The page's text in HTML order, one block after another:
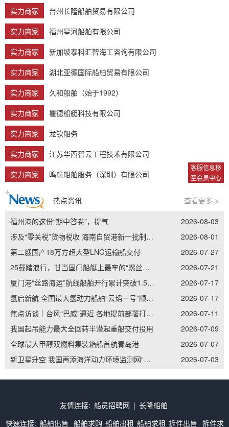
客服信息移
至会员中心
实力商家
台州长隆船舶贸易有限公司
实力商家
福州星河船舶有限公司
实力商家
新加坡泰科汇智海工咨询有限公司
实力商家
湖北亚德国际船舶贸易有限公司
实力商家
久和船舶（始于1992）
实力商家
瞿德船艇科技有限公司
实力商家
龙钦船务
实力商家
江苏华西智云工程技术有限公司
实力商家
鸣航船舶服务（深圳）有限公司
热点资讯 查看更多 >
福州港的这份“期中答卷”，提气
2026-08-03
涉及“零关税”货物税收 海南自贸港新一批制度集成创新案例发布
2026-08-01
第二艘国产18万方超大型LNG运输船交付
2026-07-27
25载踏浪行，甘当国门船艇上最牢的“螺丝钉”——记南通边检老兵李加立的“硬核”坚守
2026-07-21
厦门港“丝路海运”航线船舶开行累计突破1.5万艘次
2026-07-17
氢启新航 全国最大氢动力船舶“云韬一号”顺利吉水
2026-07-17
焦点访谈｜台风“巴威”逼近 各地提前部署打好防御主动仗
2026-07-11
我国起吊能力最大全回转半潜起重船交付投用
2026-07-09
全球最大甲醇双燃料集装箱船首航青岛港
2026-07-07
新卫星升空 我国再添海洋动力环境监测网“天眼”
2026-07-03
友情连接: 船员招聘网 | 长隆船舶
快速连接: 船舶出售 船舶求购 船舶出租 船舶求租 拆件出售 拆件求